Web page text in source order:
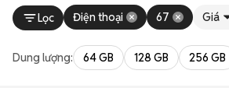
Lọc Điện thoại 67 Giá
Dung lượng: 64 GB 128 GB 256 GB